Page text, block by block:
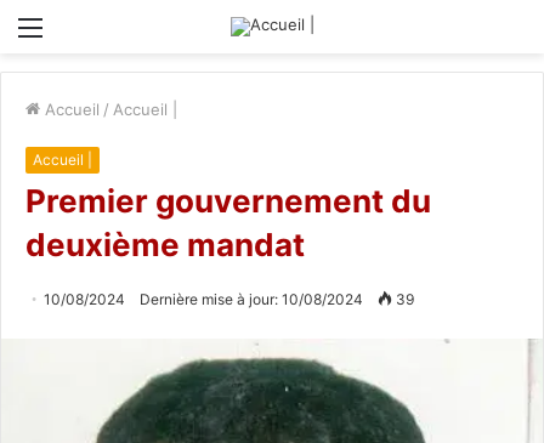
Menu
Accueil / Accueil |
Accueil |
Premier gouvernement du
deuxième mandat
10/08/2024 Dernière mise à jour: 10/08/2024 39